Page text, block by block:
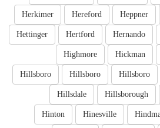
Heppner
Hereford
Herkimer
Hernando
Hertford
Hettinger
Hickman
Highmore
Hillsboro
Hillsboro
Hillsboro
Hillsborough
Hillsdale
Hinesville
Hinton